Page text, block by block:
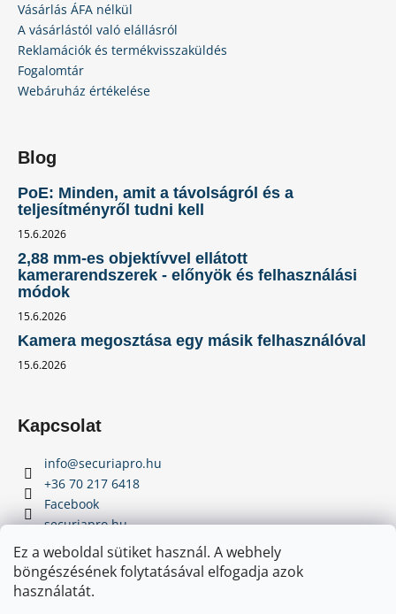
Ez a weboldal sütiket használ. A webhely
böngészésének folytatásával elfogadja azok
használatát.
Vásárlás ÁFA nélkül
A vásárlástól való elállásról
Reklamációk és termékvisszaküldés
Fogalomtár
Webáruház értékelése
Blog
PoE: Minden, amit a távolságról és a
teljesítményről tudni kell
15.6.2026
2,88 mm-es objektívvel ellátott
kamerarendszerek - előnyök és felhasználási
módok
15.6.2026
Kamera megosztása egy másik felhasználóval
15.6.2026
Kapcsolat
info@securiapro.hu
+36 70 217 6418
Facebook
securiapro.hu
Youtube